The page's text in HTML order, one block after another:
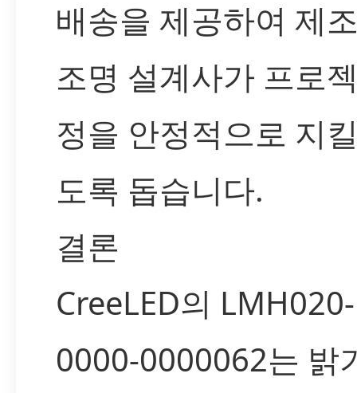
배송을 제공하여 제
조명 설계사가 프로
정을 안정적으로 지
도록 돕습니다.
결론
CreeLED의
0000-0000062는 밝